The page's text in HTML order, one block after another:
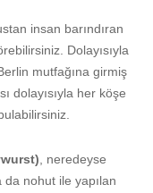
insan barındıran
Dolayısıyla
mutfağına girmiş
dolayısıyla her köşe
, neredeyse
da nohut ile yapılan